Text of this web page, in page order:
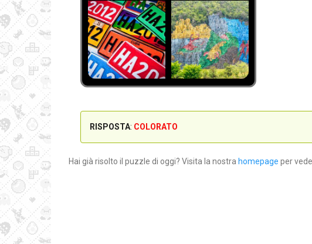
RISPOSTA: COLORATO
Hai già risolto il puzzle di oggi? Visita la nostra homepage per